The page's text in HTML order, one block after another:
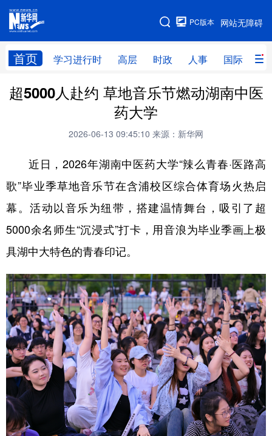
网站无障碍
PC版本
首页 学习进行时 高层 时政 人事 国际 财
网站地图
学习进行时 高层 时政 人事
全球连线
科技 科创 量子 体育
文化 书画 健康 军事
法律 中央文件
学术中国 乡村振兴 银龄 溯源中国
城市 旅游 能源 会展
彩票 娱乐 时尚 悦读
公益 一带一路 亚太网 上市公司
文化产业
超5000人赴约 草地音乐节燃动湖南中医
药大学
2026-06-13 09:45:10 来源：新华网
近日，2026年湖南中医药大学“辣么青春·医路高
歌”毕业季草地音乐节在含浦校区综合体育场火热启
幕。活动以音乐为纽带，搭建温情舞台，吸引了超
5000余名师生“沉浸式”打卡，用音浪为毕业季画上极
具湖中大特色的青春印记。